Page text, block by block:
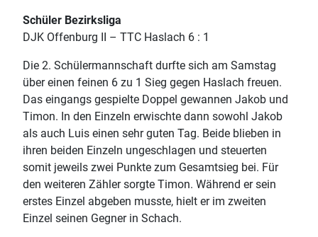
Schüler Bezirksliga
DJK Offenburg II – TTC Haslach 6 : 1
Die 2. Schülermannschaft durfte sich am Samstag
über einen feinen 6 zu 1 Sieg gegen Haslach freuen.
Das eingangs gespielte Doppel gewannen Jakob und
Timon. In den Einzeln erwischte dann sowohl Jakob
als auch Luis einen sehr guten Tag. Beide blieben in
ihren beiden Einzeln ungeschlagen und steuerten
somit jeweils zwei Punkte zum Gesamtsieg bei. Für
den weiteren Zähler sorgte Timon. Während er sein
erstes Einzel abgeben musste, hielt er im zweiten
Einzel seinen Gegner in Schach.